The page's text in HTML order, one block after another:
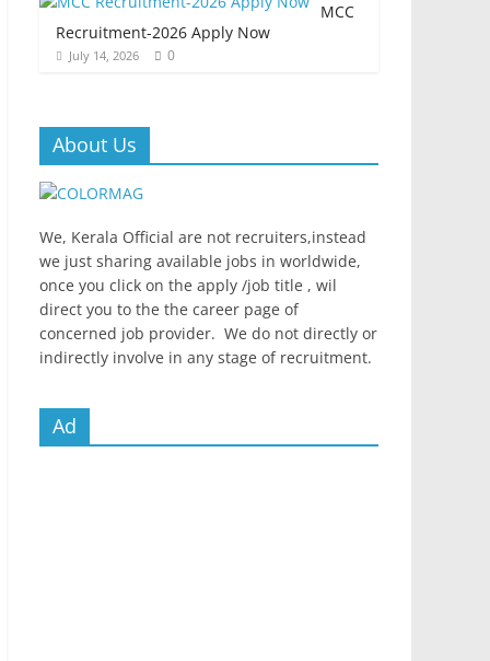
MCC
Recruitment-2026 Apply Now
July 14, 2026 0
About Us
We, Kerala Official are not recruiters,instead
we just sharing available jobs in worldwide,
once you click on the apply /job title , wil
direct you to the the career page of
concerned job provider. We do not directly or
indirectly involve in any stage of recruitment.
Ad